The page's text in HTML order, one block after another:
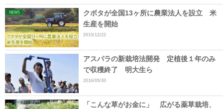
クボタが全国13ヶ所に農業法人を設立 米
生産を開始
2015/12/22
アスパラの新栽培法開発 定植後１年のみ
で収穫終了 明大生ら
2016/05/30
「こんな草がお金に」 広がる薬草栽培、